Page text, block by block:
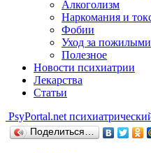
Алкоголизм
Наркомания и
Фобии
Уход за пожилыми
Полезное
Новости психиатрии
Лекарства
Статьи
PsyPortal.net
Поделиться…